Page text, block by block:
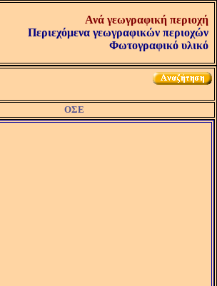
Ανά γεωγραφική περιοχή
Περιεχόμενα γεωγραφικών περιοχών
Φωτογραφικό υλικό
ΟΣΕ